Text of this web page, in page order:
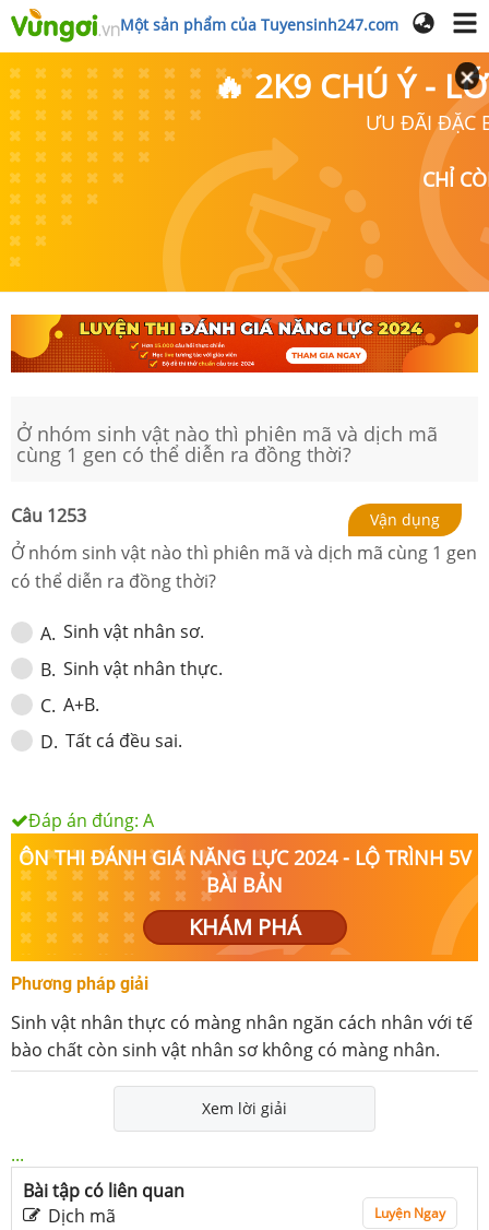
Một sản phẩm của Tuyensinh247.com
🔥 2K9 CHÚ Ý -
ƯU ĐÃI ĐẶC
CHỈ
Ở nhóm sinh vật nào thì phiên mã và dịch mã
cùng 1 gen có thể diễn ra đồng thời?
Câu 1253 Vận dụng
Ở nhóm sinh vật nào thì phiên mã và dịch mã cùng 1 gen
có thể diễn ra đồng thời?
A. Sinh vật nhân sơ.
B. Sinh vật nhân thực.
C. A+B.
D. Tất cá đều sai.
Đáp án đúng: A
ÔN THI ĐÁNH GIÁ NĂNG LỰC 2024 - LỘ TRÌNH 5V
BÀI BẢN
KHÁM PHÁ
Phương pháp giải
Sinh vật nhân thực có màng nhân ngăn cách nhân với tế
bào chất còn sinh vật nhân sơ không có màng nhân.
Xem lời giải
...
Bài tập có liên quan
Dịch mã
Luyện Ngay